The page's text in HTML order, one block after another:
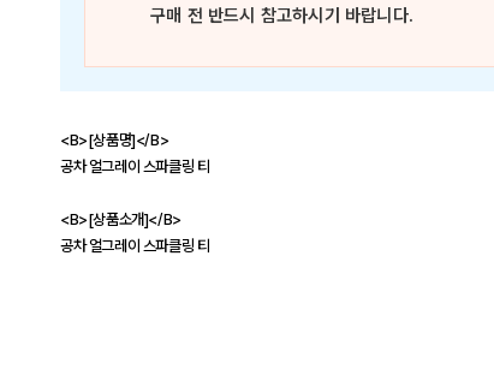
구매 전 반드시 참고하시기 바랍니다.
<B>[상품명]</B>
공차 얼그레이 스파클링 티
<B>[상품소개]</B>
공차 얼그레이 스파클링 티